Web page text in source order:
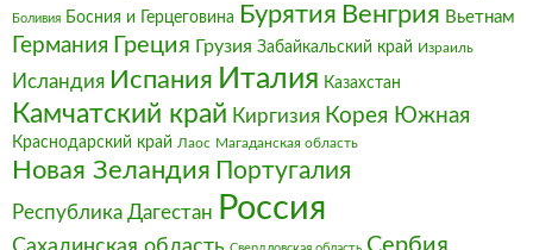
Боливия Босния и Герцеговина Бурятия Венгрия Вьетнам
Германия Греция Грузия Забайкальский край Израиль
Исландия Испания Италия‎ Казахстан
Камчатский край Киргизия Корея Южная
Краснодарский край Лаос Магаданская область
Новая Зеландия Португалия
Республика Дагестан Россия
Сахалинская область Сербия